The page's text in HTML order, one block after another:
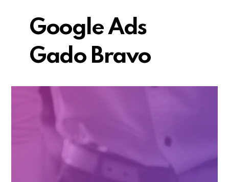
Google Ads
Gado Bravo